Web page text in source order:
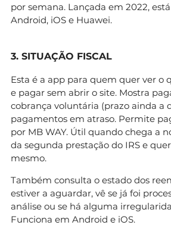
por semana. Lançada em 2022,
Android, iOS e Huawei.
3. SITUAÇÃO FISCAL
Esta é a app para quem quer ver o
e pagar sem abrir o site. Mostra
cobrança voluntária (prazo ainda a
pagamentos em atraso. Permite
por MB WAY. Útil quando chega a
da segunda prestação do IRS e
mesmo.
Também consulta o estado dos
estiver a aguardar, vê se já foi
análise ou se há alguma
Funciona em Android e iOS.